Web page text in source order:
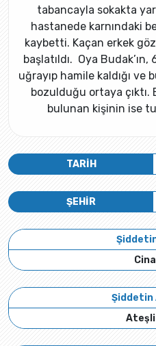
tabancayla sokakta
hastanede karnındaki
kaybetti. Kaçan erkek
başlatıldı. Oya
uğrayıp hamile kaldığı ve
bozulduğu ortaya çıktı.
bulunan kişinin ise
TARİH
ŞEHİR
Şiddetin